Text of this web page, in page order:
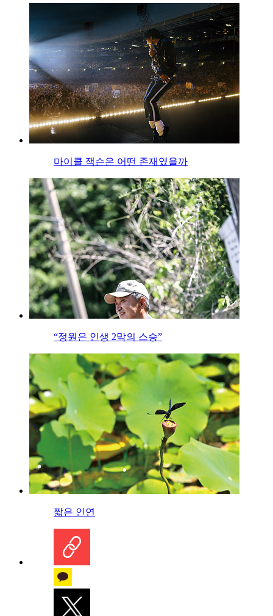
마이클 잭슨은 어떤 존재였을까
“정원은 인생 2막의 스승”
짧은 인연